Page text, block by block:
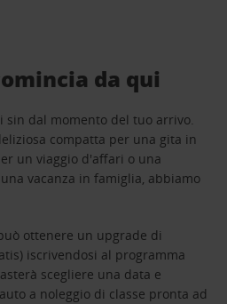
da qui
sin dal momento del tuo arrivo.
compatta per una gita in
un viaggio d'affari o una
vacanza in famiglia, abbiamo
ottenere un upgrade di
iscrivendosi al programma
scegliere una data e
a noleggio di classe pronta ad